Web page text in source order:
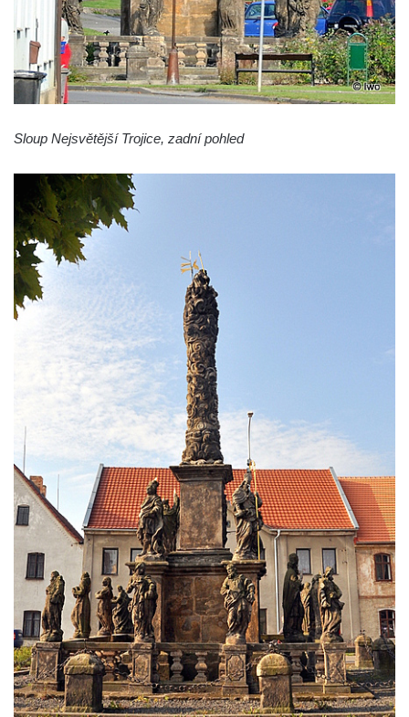
Sloup svatého Václava u hřbitova v
Postoloprtech
Sloup Panny Marie na jižním okraji Mařenic
Sloup s kaplicí (boží muka) v Jablonném v
dvora
Teplicích
Sloup Nejsvětější Trojice se svatým
Františkem Xaverským v zámeckém parku v
Duchcově
Sloup svatého Vavřince u náměstí Jiřího z
Poděbrad v Duchcově
Sloup Nejsvětější Trojice na Krakonošově
náměstí v Trutnově
Sloup Panny Marie na Dolním náměstí v
Olomouci
Sloup Panny Marie na Masarykově náměstí
ve Vyškově
Sloup Panny Marie na Masarykově náměstí
v Hodoníně
Sloup svatého Františka Xaverského v
Krupce
Sloup svatého Václava u kostela svatých
Šimona a Judy v Lenešicích
Sloup svatého Isidora u hřbitova Šlapanice
Sloup Panny Marie na hřbitově ve Slaném
Sloup Panny Marie na Husově náměstí v
Sloup Nejsvětější Trojice, zadní pohled